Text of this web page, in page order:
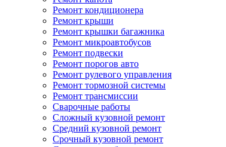
Ремонт кондиционера
Ремонт крыши
Ремонт крышки багажника
Ремонт микроавтобусов
Ремонт подвески
Ремонт порогов авто
Ремонт рулевого управления
Ремонт тормозной системы
Ремонт трансмиссии
Сварочные работы
Сложный кузовной ремонт
Средний кузовной ремонт
Срочный кузовной ремонт